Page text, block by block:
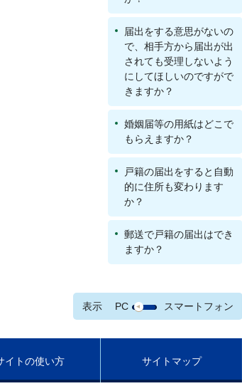
届出をする意思がないの
で、相手方から届出が出
されても受理しないよう
にしてほしいのですがで
きますか？
婚姻届等の用紙はどこで
もらえますか？
戸籍の届出をすると自動
的に住所も変わります
か？
郵送で戸籍の届出はでき
ますか？
表示 PC スマートフォン
イトの使い方 サイトマップ